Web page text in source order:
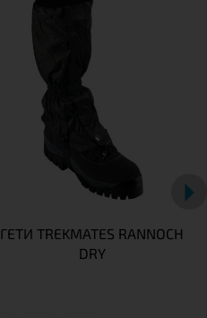
ГЕТИ TREKMATES RANNOCH
DRY